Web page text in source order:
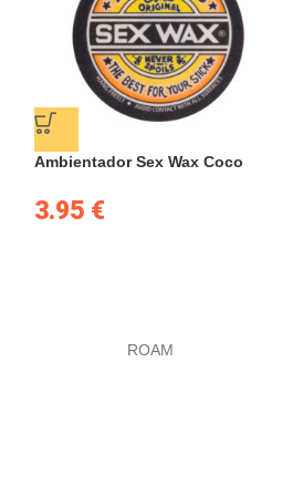
Ambientador Sex Wax Coco
3.95 €
ROAM